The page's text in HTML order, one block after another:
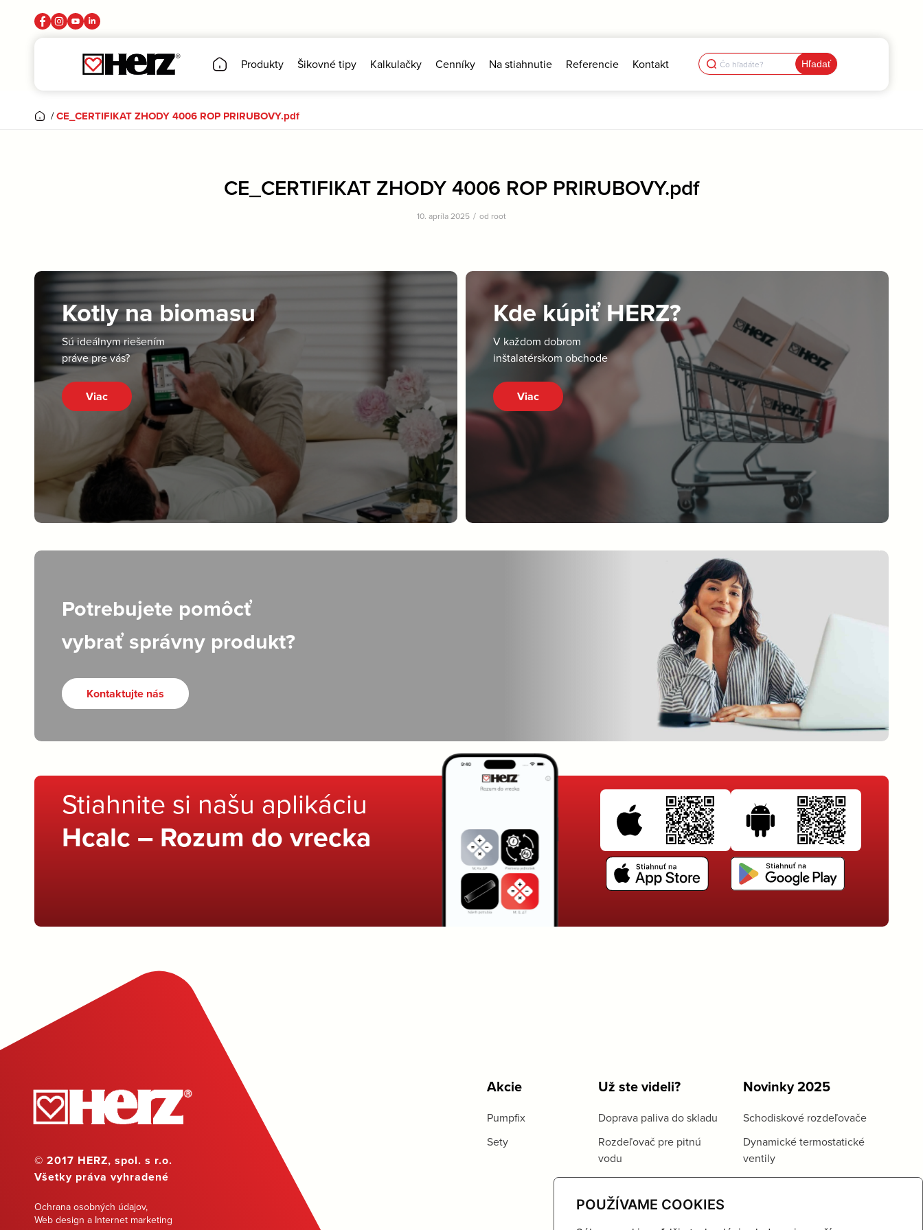
POUŽÍVAME COOKIES
Produkty Šikovné tipy Kalkulačky Cenníky Na stiahnutie Referencie Kontakt Search
for:
/CE_CERTIFIKAT ZHODY 4006 ROP PRIRUBOVY.pdf
CE_CERTIFIKAT ZHODY 4006 ROP PRIRUBOVY.pdf
10. apríla 2025 / od root
Kotly na biomasu
Sú ideálnym riešením
práve pre vás?
Viac
Kde kúpiť HERZ?
V každom dobrom
inštalatérskom obchode
Viac
Potrebujete pomôcť
vybrať správny produkt?
Kontaktujte nás
Stiahnite si našu aplikáciu
Hcalc – Rozum do vrecka
© 2017 HERZ, spol. s r.o.
Všetky práva vyhradené
Ochrana osobných údajov,
Web design a Internet marketing
Akcie
Pumpfix
Sety
Už ste videli?
Doprava paliva do skladu
Rozdeľovač pre pitnú
vodu
Novinky 2025
Schodiskové rozdeľovače
Dynamické termostatické
ventily